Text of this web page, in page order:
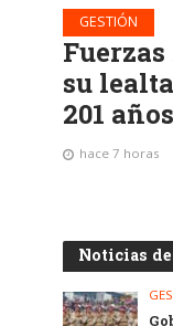
GESTIÓN
su
201 años
hace 7 horas
Noticias